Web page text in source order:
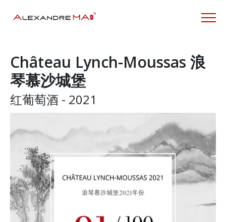
Château Lynch-Moussas 浪
琴慕沙城堡
红葡萄酒 - 2021